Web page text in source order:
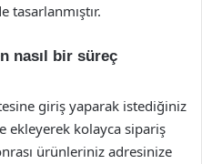
tasarlanmıştır.
nasıl bir süreç
giriş yaparak istediğiniz
ekleyerek kolayca sipariş
ürünleriniz adresinize